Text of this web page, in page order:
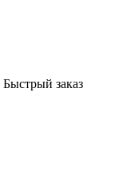
Быстрый заказ